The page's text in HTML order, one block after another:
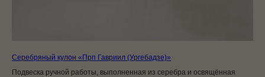
Серебряный кулон «Прп Гавриил (Ургебадзе)»
Подвеска ручной работы, выполненная из серебра и освящённая